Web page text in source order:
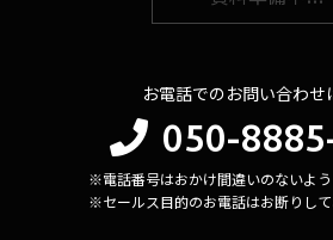
お電話でのお問い合わせ
050-
※電話番号はおかけ間違いのないよう
※セールス目的のお電話はお断りして